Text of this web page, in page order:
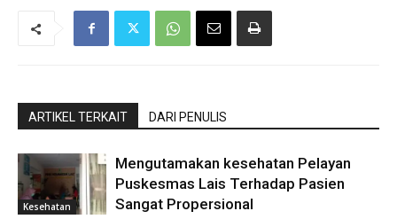
ARTIKEL TERKAIT DARI PENULIS
Kesehatan
Mengutamakan kesehatan Pelayan
Puskesmas Lais Terhadap Pasien
Sangat Propersional